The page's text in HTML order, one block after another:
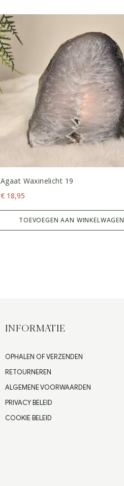
Agaat Waxinelicht 19
€ 18,95
TOEVOEGEN AAN WINKELWAGEN
INFORMATIE
OPHALEN OF VERZENDEN
RETOURNEREN
ALGEMENE VOORWAARDEN
PRIVACY BELEID
COOKIE BELEID